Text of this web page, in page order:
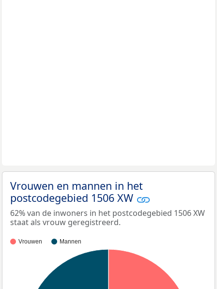
Vrouwen en mannen in het
postcodegebied 1506 XW
62% van de inwoners in het postcodegebied 1506 XW
staat als vrouw geregistreerd.
Vrouwen Mannen